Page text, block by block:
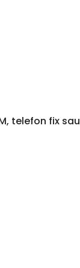
telefon fix sau